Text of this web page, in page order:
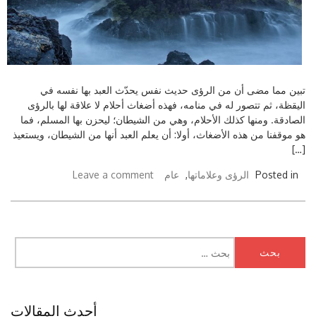
تبين مما مضى أن من الرؤى حديث نفس يحدّث العبد بها نفسه في
اليقظة، ثم تتصور له في منامه، فهذه أضغاث أحلام لا علاقة لها بالرؤى
الصادقة. ومنها كذلك الأحلام، وهي من الشيطان؛ ليحزن بها المسلم، فما
هو موقفنا من هذه الأضغاث، أولا: أن يعلم العبد أنها من الشيطان، ويستعيذ
[…]
Posted in الرؤى وعلاماتها, عام Leave a comment
عن:
أحدث المقالات